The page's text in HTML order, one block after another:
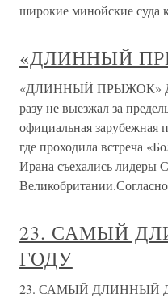
широкие минойские суда
«ДЛИННЫЙ
«ДЛИННЫЙ ПРЫЖОК» До
разу не выезжал за
официальная зарубежная
где проходила встреча
Ирана съехались
23. САМЫЙ
ГОДУ
23. САМЫЙ ДЛИННЫЙ